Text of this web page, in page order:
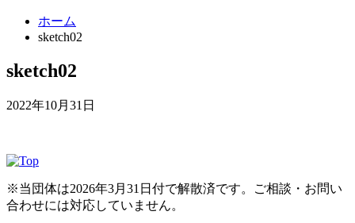
ホーム
sketch02
sketch02
2022年10月31日
※当団体は2026年3月31日付で解散済です。ご相談・お問い
合わせには対応していません。